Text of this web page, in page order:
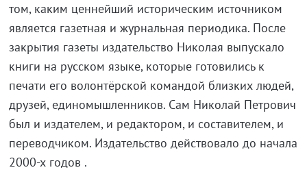
том, каким ценнейший историческим источником
является газетная и журнальная периодика. После
закрытия газеты издательство Николая выпускало
книги на русском языке, которые готовились к
печати его волонтёрской командой близких людей,
друзей, единомышленников. Сам Николай Петрович
был и издателем, и редактором, и составителем, и
переводчиком. Издательство действовало до начала
2000-х годов .